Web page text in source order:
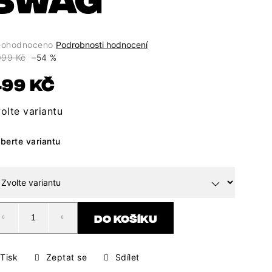
Podrobnosti hodnocení
Kč –54 %
Kčcena:
variantu
variantu
DO KOŠÍKU
Tisk Zeptat se Sdílet